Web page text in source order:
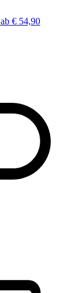
ab € 54,90